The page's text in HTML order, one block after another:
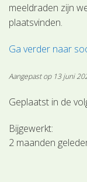
meeldraden zijn
plaatsvinden.
Ga verder naar
Aangepast op 13 juni
Geplaatst in de
Bijgewerkt:
2 maanden